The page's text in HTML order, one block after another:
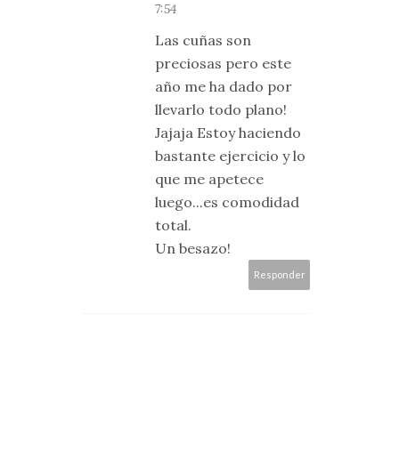
7:54
Las cuñas son
preciosas pero este
año me ha dado por
llevarlo todo plano!
Jajaja Estoy haciendo
bastante ejercicio y lo
que me apetece
luego...es comodidad
total.
Un besazo!
Responder